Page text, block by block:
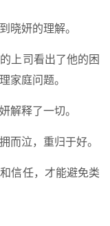
晓妍的理解。
上司看出了他的困
家庭问题。
解释了一切。
而泣，重归于好。
信任，才能避免类